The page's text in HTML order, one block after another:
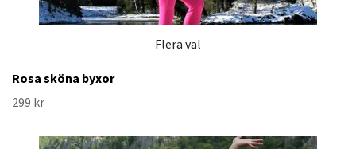
Flera val
Rosa sköna byxor
299 kr